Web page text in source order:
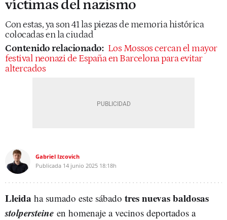
víctimas del nazismo
Con estas, ya son 41 las piezas de memoria histórica
colocadas en la ciudad
Contenido relacionado: Los Mossos cercan el mayor
festival neonazi de España en Barcelona para evitar
altercados
Gabriel Izcovich
Publicada 14 junio 2025 18:18h
Lleida ha sumado este sábado tres nuevas baldosas
stolpersteine en homenaje a vecinos deportados a